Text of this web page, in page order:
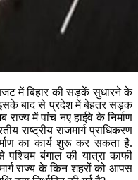
बजट में बिहार की सड़कें सुधारने के
बाद से प्रदेश में बेहतर सड़क
राज्य में पांच नए हाईवे के निर्माण
राष्ट्रीय राजमार्ग प्राधिकरण
का कार्य शुरू कर सकता है.
पश्चिम बंगाल की यात्रा काफी
राज्य के किन शहरों को आपस